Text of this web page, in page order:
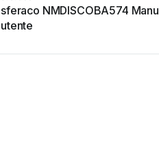
sferaco NMDISCOBA574
utente